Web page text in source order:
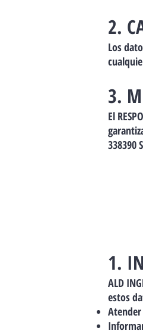
2.
Los
3.
El
338390
1.
ALD
estos